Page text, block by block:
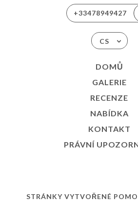
+33478949427
CS
DOMŮ
GALERIE
RECENZE
NABÍDKA
KONTAKT
PRÁVNÍ
STRÁNKY VYTVOŘENÉ